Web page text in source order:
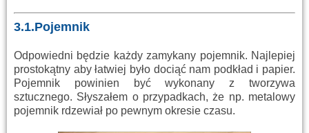
3.1.Pojemnik
Odpowiedni będzie każdy zamykany pojemnik. Najlepiej
prostokątny aby łatwiej było dociąć nam podkład i papier.
Pojemnik powinien być wykonany z tworzywa
sztucznego. Słyszałem o przypadkach, że np. metalowy
pojemnik rdzewiał po pewnym okresie czasu.